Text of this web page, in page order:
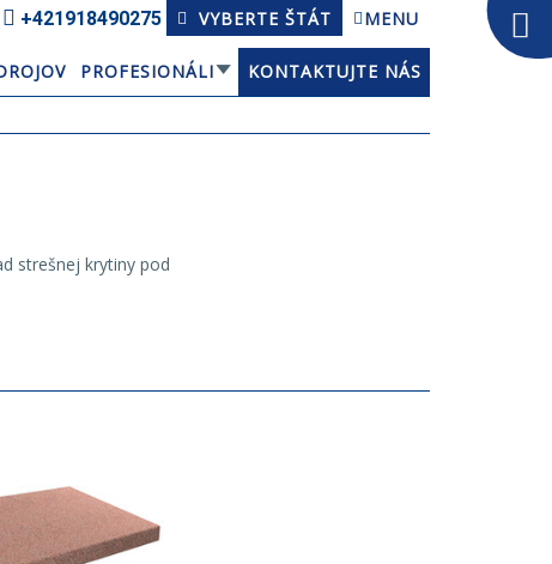
+421918­490275 VYBERTE ŠTÁT MENU
PROFESIONÁLI
KONTAKTUJTE NÁS
strešnej krytiny pod